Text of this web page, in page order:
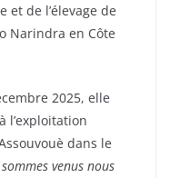
et de l’élevage de
Narindra en Côte
2025, elle
l’exploitation
dans le
venus nous